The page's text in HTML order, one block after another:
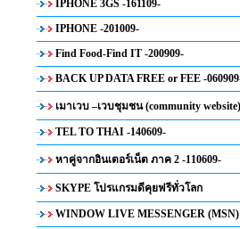
IPHONE 3GS -161109-
IPHONE -201009-
Find Food-Find IT -200909-
BACK UP DATA FREE or FEE -
เมาเวบ –เวบชุมชน (community
TEL TO THAI -140609-
หาคู่จากอินเตอร์เน็ต ภาค 2 -110609-
SKYPE โปรแกรมดีคุยฟรีทั่วโลก
WINDOW LIVE MESSENGER (MSN)